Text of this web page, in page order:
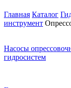
Главная Каталог
инструмент
Насосы
гидросистем